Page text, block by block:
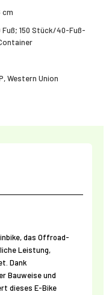
cm
150 Stück/40-Fuß-
Western Union
das Offroad-
Leistung,
Dank
Bauweise und
dieses E-Bike